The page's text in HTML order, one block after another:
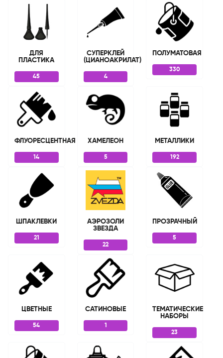
ДЛЯ
ПЛАСТИКА
45
СУПЕРКЛЕЙ
(ЦИАНОАКРИЛАТ)
4
ПОЛУМАТОВАЯ
330
ФЛУОРЕСЦЕНТНАЯ
14
ХАМЕЛЕОН
5
МЕТАЛЛИКИ
192
ШПАКЛЕВКИ
21
АЭРОЗОЛИ
ЗВЕЗДА
22
ПРОЗРАЧНЫЙ
5
ЦВЕТНЫЕ
54
САТИНОВЫЕ
1
ТЕМАТИЧЕСКИЕ
НАБОРЫ
23